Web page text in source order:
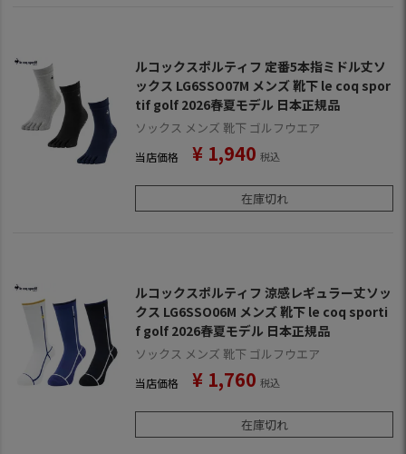
ルコックスポルティフ 定番5本指ミドル丈ソ
ックス LG6SSO07M メンズ 靴下 le coq spor
tif golf 2026春夏モデル 日本正規品
ソックス メンズ 靴下 ゴルフウエア
当店価格 ¥ 1,940 税込
在庫切れ
ルコックスポルティフ 涼感レギュラー丈ソッ
クス LG6SSO06M メンズ 靴下 le coq sporti
f golf 2026春夏モデル 日本正規品
ソックス メンズ 靴下 ゴルフウエア
当店価格 ¥ 1,760 税込
在庫切れ